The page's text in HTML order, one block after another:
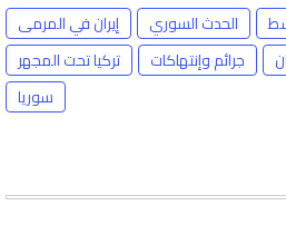
إيران في المرمى الحدث السوري
تركيا تحت المجهر
جرائم وإنتهاكات
سوريا